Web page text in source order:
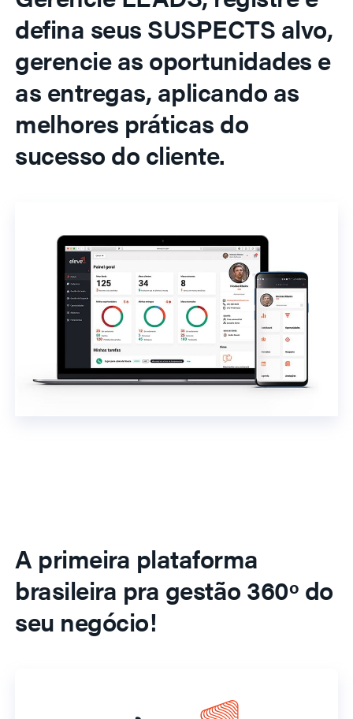
defina seus SUSPECTS alvo,
gerencie as oportunidades e
as entregas, aplicando as
melhores práticas do
sucesso do cliente.
A primeira plataforma
brasileira pra gestão 360º do
seu negócio!